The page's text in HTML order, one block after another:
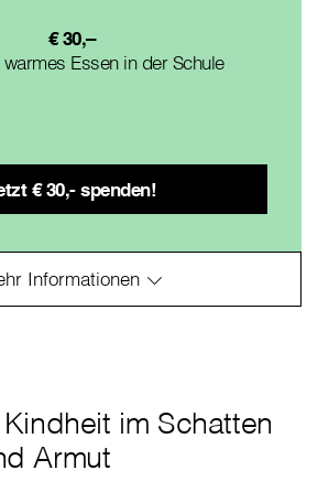
€ 30,–
warmes Essen in der Schule
im Schatten
Armut